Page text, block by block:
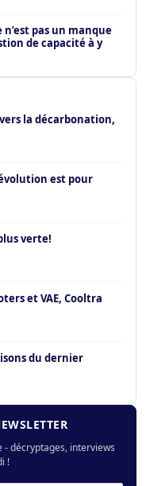
n’est pas un manque
de capacité à y
la décarbonation,
est pour
verte!
et VAE, Cooltra
du dernier
décryptages, interviews
!